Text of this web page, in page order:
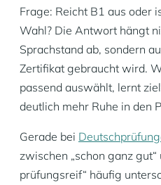
Frage: Reicht B1 aus oder
Wahl? Die Antwort hängt
Sprachstand ab, sondern
Zertifikat gebraucht wird.
passend auswählt, lernt
deutlich mehr Ruhe in den
Gerade bei
zwischen „schon ganz gut“
prüfungsreif“ häufig